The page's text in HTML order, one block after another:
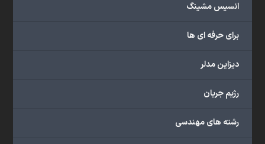
انسیس مشینگ
برای حرفه ای ها
دیزاین مدلر
رژیم جریان
رشته های مهندسی
خدمات
گروه
شامل
آموزشی،
آموزشی،